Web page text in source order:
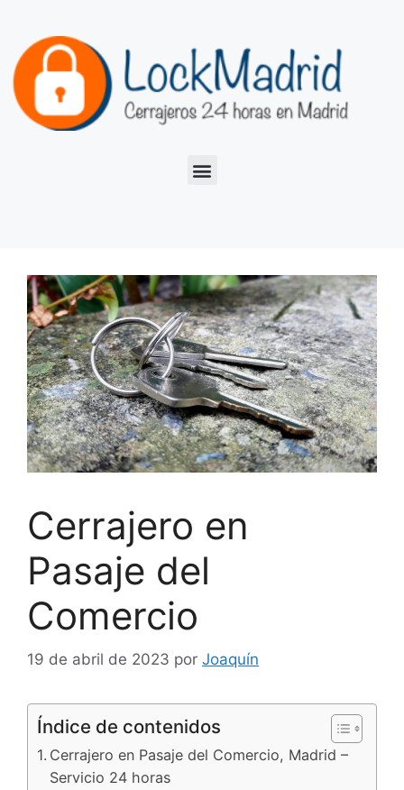
Cerrajero en
Pasaje del
Comercio
19 de abril de 2023 por Joaquín
Índice de contenidos
Cerrajero en Pasaje del Comercio, Madrid –
Servicio 24 horas